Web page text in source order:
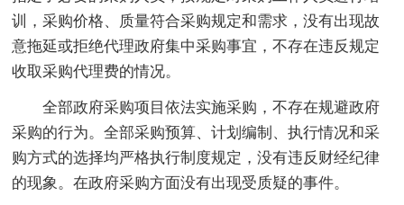
训，采购价格、质量符合采购规定和需求，没有出现故
意拖延或拒绝代理政府集中采购事宜，不存在违反规定
收取采购代理费的情况。
全部政府采购项目依法实施采购，不存在规避政府
采购的行为。全部采购预算、计划编制、执行情况和采
购方式的选择均严格执行制度规定，没有违反财经纪律
的现象。在政府采购方面没有出现受质疑的事件。